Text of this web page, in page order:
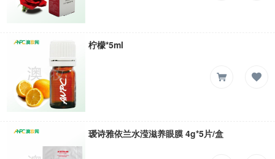
柠檬*5ml
瑷诗雅依兰水滢滋养眼膜 4g*5片/盒